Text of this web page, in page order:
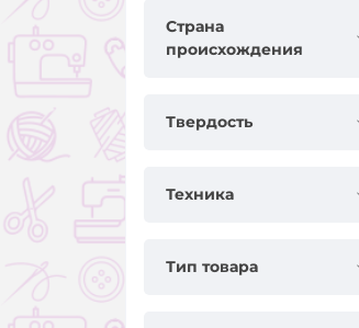
Страна
происхождения
Твердость
Техника
Тип товара